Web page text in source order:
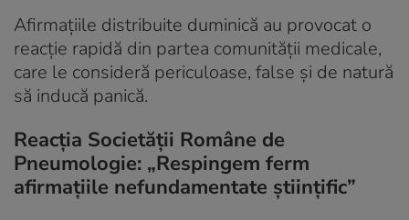
Afirmațiile distribuite duminică au provocat o
reacție rapidă din partea comunității medicale,
care le consideră periculoase, false și de natură
să inducă panică.
Reacția Societății Române de
Pneumologie: „Respingem ferm
afirmațiile nefundamentate științific”